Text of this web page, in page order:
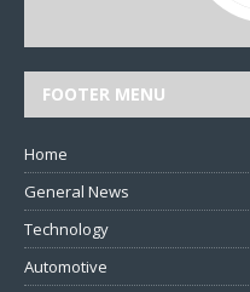
FOOTER MENU
Home
General News
Technology
Automotive